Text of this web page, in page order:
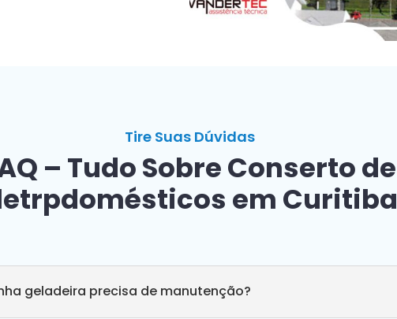
Tire Suas Dúvidas
– Tudo Sobre Conserto de
em Curitiba
geladeira precisa de manutenção?